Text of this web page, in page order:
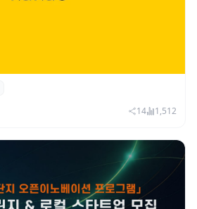
분기 매출 2조985억·영업
분기 최대
14 1,512